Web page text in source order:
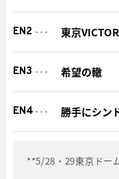
EN2 東京
EN3 希望の轍
EN4 勝手にシン
**5/28・29東京ドー